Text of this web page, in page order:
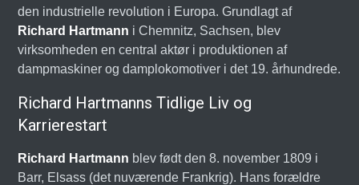
den industrielle revolution i Europa. Grundlagt af
Richard Hartmann i Chemnitz, Sachsen, blev
virksomheden en central aktør i produktionen af
dampmaskiner og damplokomotiver i det 19. århundrede.
Richard Hartmanns Tidlige Liv og
Karrierestart
Richard Hartmann blev født den 8. november 1809 i
Barr, Elsass (det nuværende Frankrig). Hans forældre